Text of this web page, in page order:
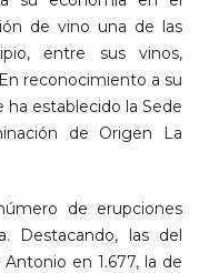
de vino una de las
entre sus vinos,
reconocimiento a su
ha establecido la Sede
de Origen La
de erupciones
Destacando, las del
en 1.677, la de